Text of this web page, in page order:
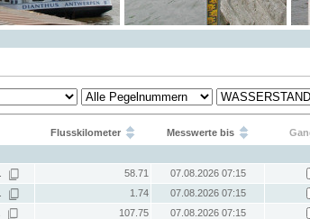
Flusskilometer Messwerte bis
58.71
07.08.2026 07:15
1.74
07.08.2026 07:15
107.75
07.08.2026 07:15